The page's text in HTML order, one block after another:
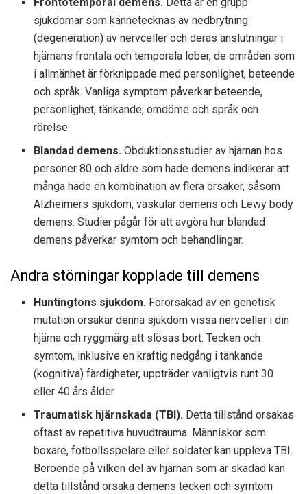
Frontotemporal demens. Detta är en grupp
sjukdomar som kännetecknas av nedbrytning
(degeneration) av nervceller och deras anslutningar i
hjärnans frontala och temporala lober, de områden som
i allmänhet är förknippade med personlighet, beteende
och språk. Vanliga symptom påverkar beteende,
personlighet, tänkande, omdöme och språk och
rörelse.
Blandad demens. Obduktionsstudier av hjärnan hos
personer 80 och äldre som hade demens indikerar att
många hade en kombination av flera orsaker, såsom
Alzheimers sjukdom, vaskulär demens och Lewy body
demens. Studier pågår för att avgöra hur blandad
demens påverkar symtom och behandlingar.
Andra störningar kopplade till demens
Huntingtons sjukdom. Förorsakad av en genetisk
mutation orsakar denna sjukdom vissa nervceller i din
hjärna och ryggmärg att slösas bort. Tecken och
symtom, inklusive en kraftig nedgång i tänkande
(kognitiva) färdigheter, uppträder vanligtvis runt 30
eller 40 års ålder.
Traumatisk hjärnskada (TBI). Detta tillstånd orsakas
oftast av repetitiva huvudtrauma. Människor som
boxare, fotbollsspelare eller soldater kan uppleva TBI.
Beroende på vilken del av hjärnan som är skadad kan
detta tillstånd orsaka demens tecken och symtom